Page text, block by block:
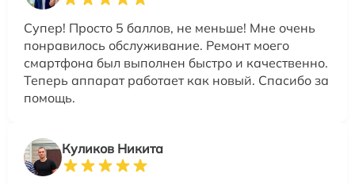
Супер! Просто 5 баллов, не меньше! Мне очень
понравилось обслуживание. Ремонт моего
смартфона был выполнен быстро и качественно.
Теперь аппарат работает как новый. Спасибо за
помощь.
Куликов Никита